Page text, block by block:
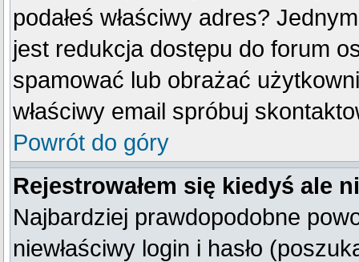
podałeś właściwy adres?
jest redukcja dostępu do forum
spamować lub obrażać
właściwy email spróbuj
Powrót do góry
Rejestrowałem się kiedyś ale
Najbardziej prawdopodobne
niewłaściwy login i hasło